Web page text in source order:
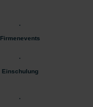
Firmenevents
Einschulung